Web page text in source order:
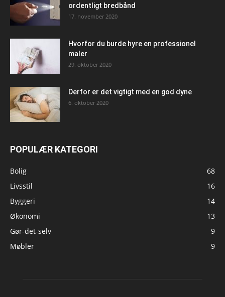
ordentligt bredbånd
17. november 2020
Hvorfor du burde hyre en professionel
maler
29. oktober 2020
Derfor er det vigtigt med en god dyne
6. oktober 2020
POPULÆR KATEGORI
Bolig
68
Livsstil
16
Byggeri
14
Økonomi
13
Gør-det-selv
9
Møbler
9